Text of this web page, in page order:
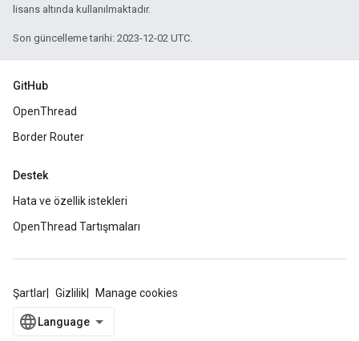
lisans altında kullanılmaktadır.
Son güncelleme tarihi: 2023-12-02 UTC.
GitHub
OpenThread
Border Router
Destek
Hata ve özellik istekleri
OpenThread Tartışmaları
Şartlar Gizlilik Manage cookies